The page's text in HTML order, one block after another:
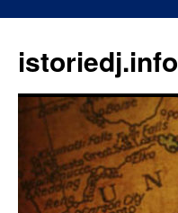
istoriedj.info